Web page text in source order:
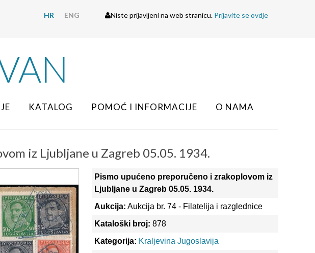
HR ENG Niste prijavljeni na web stranicu. Prijavite se ovdje
KATALOG POMOĆ I INFORMACIJE
O NAMA
iz Ljubljane u Zagreb 05.05. 1934.
Pismo upućeno preporučeno i zrakoplovom iz
Ljubljane u Zagreb 05.05. 1934.
Aukcija: Aukcija br. 74 - Filatelija i razglednice
Kataloški broj: 878
Kategorija: Kraljevina Jugoslavija